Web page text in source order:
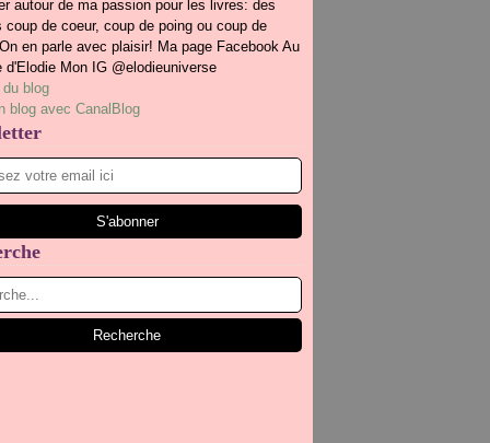
autour de ma passion pour les livres: des
coup de coeur, coup de poing ou coup de
en parle avec plaisir! Ma page Facebook Au
d'Elodie Mon IG @elodieuniverse
blog
blog avec CanalBlog